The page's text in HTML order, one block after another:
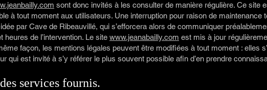
sont donc invités à les consulter de manière régulière. Ce site
à tout moment aux utilisateurs. Une interruption pour raison de maintenance
par Cave de Ribeauvillé, qui s’efforcera alors de communiquer
heures de l’intervention. Le site www.jeanabailly.com est mis à jour
façon, les mentions légales peuvent être modifiées à tout moment : elles
qui est invité à s’y référer le plus souvent possible afin d’en prendre
services fournis.